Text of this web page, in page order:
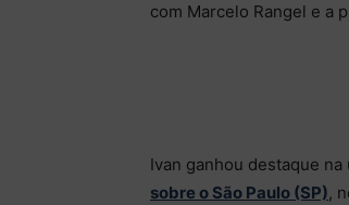
com Marcelo Rangel e a
Ivan ganhou destaque
sobre o São Paulo (SP),